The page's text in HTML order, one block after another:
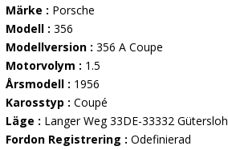
Märke : Porsche
Modell : 356
Modellversion : 356 A Coupe
Motorvolym : 1.5
Årsmodell : 1956
Karosstyp : Coupé
Läge : Langer Weg 33DE-33332 Gütersloh
Fordon Registrering : Odefinierad